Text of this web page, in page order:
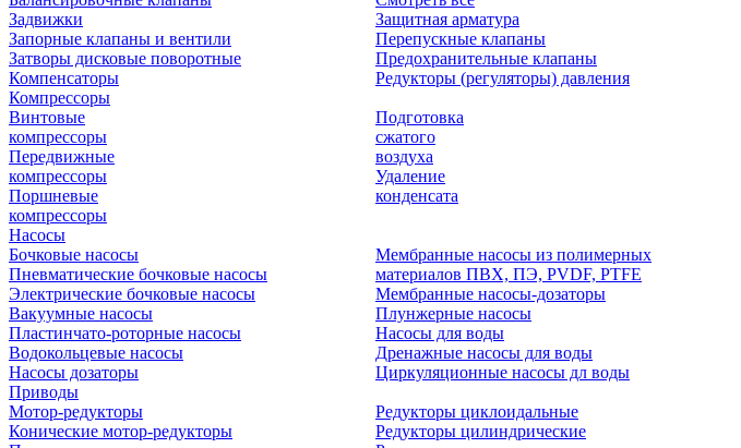
Задвижки
Запорные клапаны и вентили
Затворы дисковые поворотные
Компенсаторы
Защитная арматура
Перепускные клапаны
Предохранительные клапаны
Редукторы (регуляторы) давления
Компрессоры
Винтовые
компрессоры
Передвижные
компрессоры
Поршневые
компрессоры
Подготовка
сжатого
воздуха
Удаление
конденсата
Насосы
Бочковые насосы
Пневматические бочковые насосы
Электрические бочковые насосы
Вакуумные насосы
Пластинчато-роторные насосы
Водокольцевые насосы
Насосы дозаторы
Мембранные насосы из полимерных
материалов ПВХ, ПЭ, PVDF, PTFE
Мембранные насосы-дозаторы
Плунжерные насосы
Насосы для воды
Дренажные насосы для воды
Циркуляционные насосы дл воды
Приводы
Мотор-редукторы
Конические мотор-редукторы
Редукторы циклоидальные
Редукторы цилиндрические